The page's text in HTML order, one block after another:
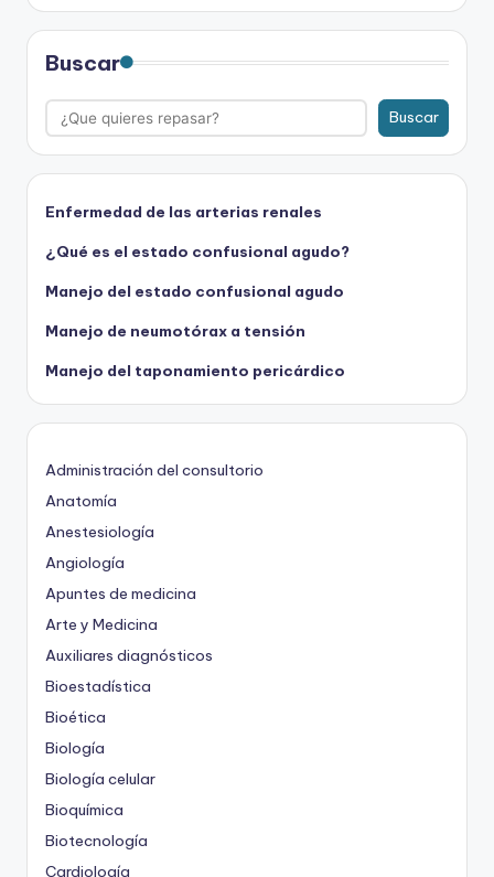
Buscar
Buscar
Enfermedad de las arterias renales
¿Qué es el estado confusional agudo?
Manejo del estado confusional agudo
Manejo de neumotórax a tensión
Manejo del taponamiento pericárdico
Administración del consultorio
Anatomía
Anestesiología
Angiología
Apuntes de medicina
Arte y Medicina
Auxiliares diagnósticos
Bioestadística
Bioética
Biología
Biología celular
Bioquímica
Biotecnología
Cardiología